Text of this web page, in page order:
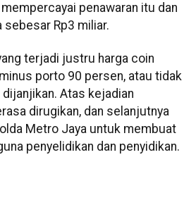
penawaran itu dan
Rp3 miliar.
terjadi justru harga coin
porto 90 persen, atau tidak
Atas kejadian
dirugikan, dan selanjutnya
Metro Jaya untuk membuat
penyelidikan dan penyidikan.